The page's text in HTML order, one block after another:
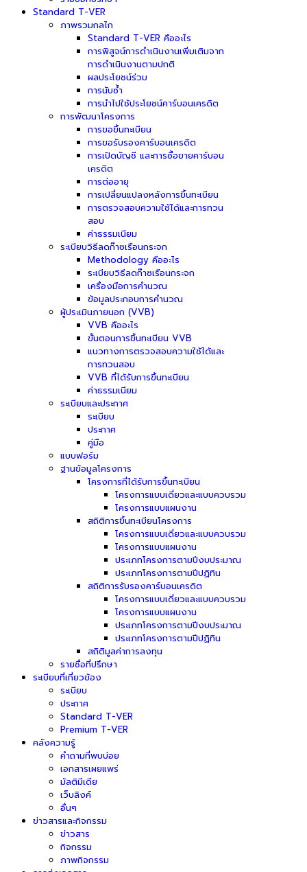
Standard T-VER
ภาพรวมกลไก
Standard T-VER คืออะไร
การพิสูจน์การดำเนินงานเพิ่มเติมจาก
การดำเนินงานตามปกติ
ผลประโยชน์ร่วม
การนับซ้ำ
การนำไปใช้ประโยชน์คาร์บอนเครดิต
การพัฒนาโครงการ
การขอขึ้นทะเบียน
การขอรับรองคาร์บอนเครดิต
การเปิดบัญชี และการซื้อขายคาร์บอน
เครดิต
การต่ออายุ
การเปลี่ยนแปลงหลังการขึ้นทะเบียน
การตรวจสอบความใช้ได้และการทวน
สอบ
ค่าธรรมเนียม
ระเบียบวิธีลดก๊าซเรือนกระจก
Methodology คืออะไร
ระเบียบวิธีลดก๊าซเรือนกระจก
เครื่องมือการคำนวณ
ข้อมูลประกอบการคำนวณ
ผู้ประเมินภายนอก (VVB)
VVB คืออะไร
ขั้นตอนการขึ้นทะเบียน VVB
แนวทางการตรวจสอบความใช้ได้และ
การทวนสอบ
VVB ที่ได้รับการขึ้นทะเบียน
ค่าธรรมเนียม
ระเบียบและประกาศ
ระเบียบ
ประกาศ
คู่มือ
แบบฟอร์ม
ฐานข้อมูลโครงการ
โครงการที่ได้รับการขึ้นทะเบียน
โครงการแบบเดี่ยวและแบบควบรวม
โครงการแบบแผนงาน
สถิติการขึ้นทะเบียนโครงการ
โครงการแบบเดี่ยวและแบบควบรวม
โครงการแบบแผนงาน
ประเภทโครงการตามปีงบประมาณ
ประเภทโครงการตามปีปฏิทิน
สถิติการรับรองคาร์บอนเครดิต
โครงการแบบเดี่ยวและแบบควบรวม
โครงการแบบแผนงาน
ประเภทโครงการตามปีงบประมาณ
ประเภทโครงการตามปีปฏิทิน
สถิติมูลค่าการลงทุน
รายชื่อที่ปรึกษา
ระเบียบที่เกี่ยวข้อง
ระเบียบ
ประกาศ
Standard T-VER
Premium T-VER
คลังความรู้
คำถามที่พบบ่อย
เอกสารเผยแพร่
มัลติมีเดีย
เว็บลิงค์
อื่นๆ
ข่าวสารและกิจกรรม
ข่าวสาร
กิจกรรม
ภาพกิจกรรม